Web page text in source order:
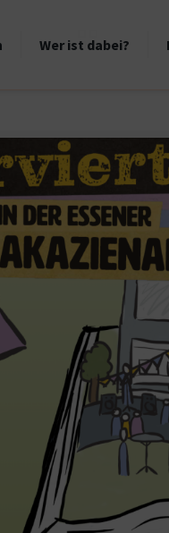
Wer ist dabei?